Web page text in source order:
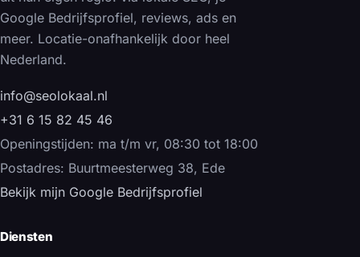
Google Bedrijfsprofiel, reviews, ads en
meer. Locatie-onafhankelijk door heel
Nederland.
info@seolokaal.nl
+31 6 15 82 45 46
Openingstijden: ma t/m vr, 08:30 tot 18:00
Postadres: Buurtmeesterweg 38, Ede
Bekijk mijn Google Bedrijfsprofiel
Diensten